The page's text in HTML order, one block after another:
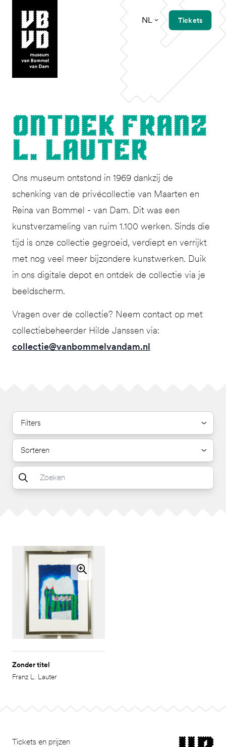
museum van Bommel van Dam
NL Tickets
Ont­dek Franz
L. Lauter
Ons museum ontstond in 1969 dankzij de
schenking van de privécollectie van Maarten en
Reina van Bommel - van Dam. Dit was een
kunstverzameling van ruim 1.100 werken. Sinds die
tijd is onze collectie gegroeid, verdiept en verrijkt
met nog veel meer bijzondere kunstwerken. Duik
in ons digitale depot en ontdek de collectie via je
beeldscherm.
Vragen over de collectie? Neem contact op met
collectiebeheerder Hilde Janssen via:
collectie@vanbommelvandam.nl
Filters
Sorteren
Zonder titel
Franz L. Lauter
Tickets en prijzen museum van